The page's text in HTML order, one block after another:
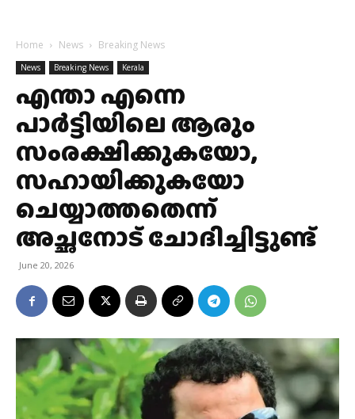
Home News Breaking News
News Breaking News Kerala
എന്താ എന്നെ
പാര്‍ട്ടിയിലെ ആരും
സംരക്ഷിക്കുകയോ,
സഹായിക്കുകയോ
ചെയ്യാത്തതെന്ന്
അച്ഛനോട് ചോദിച്ചിട്ടുണ്ട്
June 20, 2026